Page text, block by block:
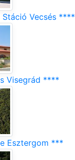
Vecsés ****
Visegrád ****
Esztergom ***